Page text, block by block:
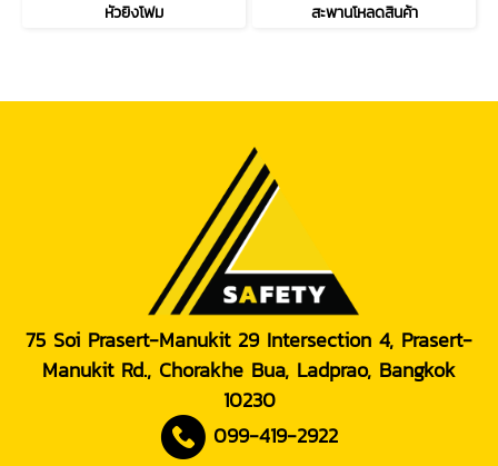
หัวยิงโฟม สะพานโหลดสินค้า
75 Soi Prasert-Manukit 29 Intersection 4, Prasert-
Manukit Rd., Chorakhe Bua, Ladprao, Bangkok
10230
099-419-2922